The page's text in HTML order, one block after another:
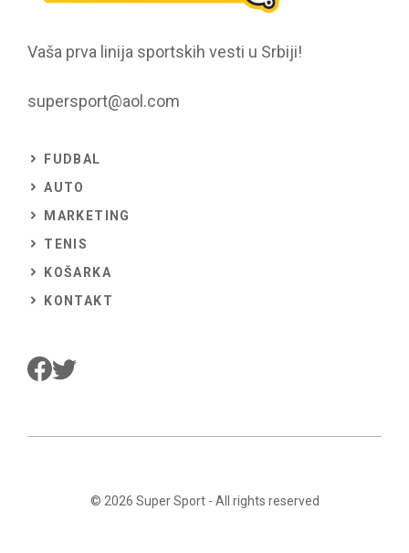
Vaša prva linija sportskih vesti u Srbiji!
supersport@aol.com
FUDBAL
AUTO
MARKETING
TENIS
KOŠARKA
KONTAKT
© 2026 Super Sport- All rights reserved